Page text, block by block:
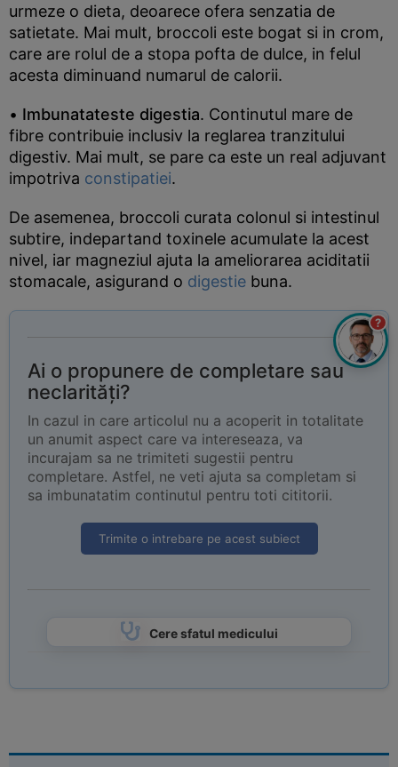
urmeze o dieta, deoarece ofera senzatia de
satietate. Mai mult, broccoli este bogat si in crom,
care are rolul de a stopa pofta de dulce, in felul
acesta diminuand numarul de calorii.
• Imbunatateste digestia. Continutul mare de
fibre contribuie inclusiv la reglarea tranzitului
digestiv. Mai mult, se pare ca este un real adjuvant
impotriva constipatiei.
De asemenea, broccoli curata colonul si intestinul
subtire, indepartand toxinele acumulate la acest
nivel, iar magneziul ajuta la ameliorarea aciditatii
stomacale, asigurand o digestie buna.
Ai o propunere de completare sau
neclarități?
In cazul in care articolul nu a acoperit in totalitate
un anumit aspect care va intereseaza, va
incurajam sa ne trimiteti sugestii pentru
completare. Astfel, ne veti ajuta sa completam si
sa imbunatatim continutul pentru toti cititorii.
Trimite o intrebare pe acest subiect
Cere sfatul medicului
?